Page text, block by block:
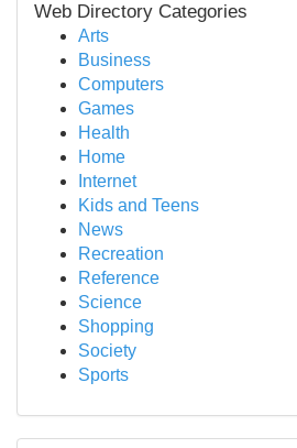
Web Directory Categories
Arts
Business
Computers
Games
Health
Home
Internet
Kids and Teens
News
Recreation
Reference
Science
Shopping
Society
Sports